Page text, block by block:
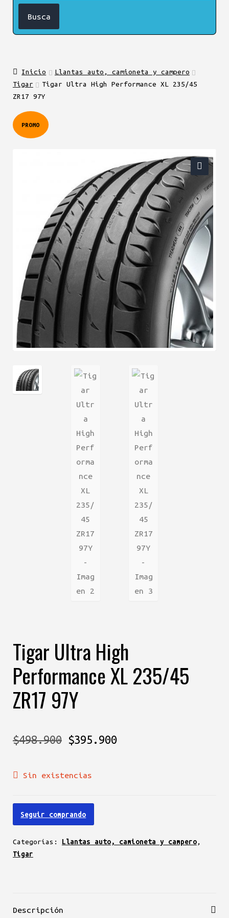
Inicio
Llantas auto, camioneta y campero
Tigar
Tigar Ultra High Performance XL 235/45
ZR17 97Y
PROMO
Tigar Ultra High
Performance XL 235/45
ZR17 97Y
$498.900 El
original
era:
$498.900.
$395.900El
Sin existencias
Seguir comprando
Categorías: Llantas auto, camioneta y campero,
Tigar
Descripción